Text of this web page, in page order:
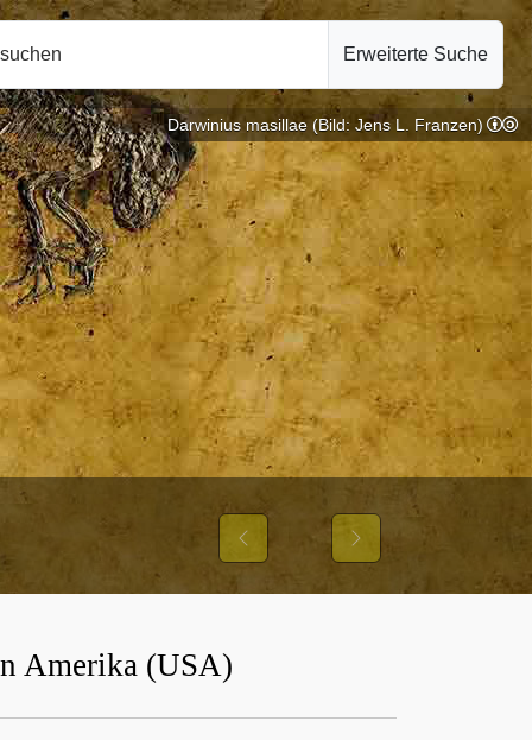
Erweiterte Suche
Previous Next
Darwinius masillae (Bild: Jens L. Franzen)
Amerika (USA)